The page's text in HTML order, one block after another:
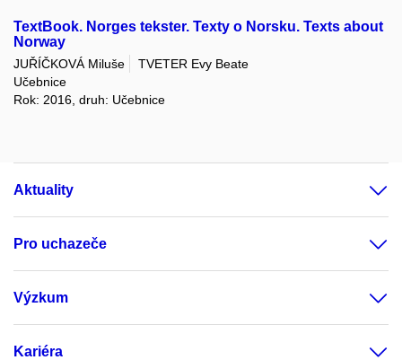
TextBook. Norges tekster. Texty o Norsku. Texts about
Norway
JUŘÍČKOVÁ Miluše
TVETER Evy Beate
Učebnice
Rok: 2016, druh: Učebnice
Aktuality
Pro uchazeče
Výzkum
Kariéra